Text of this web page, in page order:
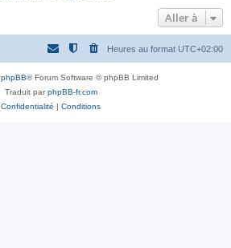
c
e
Aller à
Heures au format UTC+02:00
phpBB® Forum Software © phpBB Limited
Traduit parphpBB-fr.com
Confidentialité | Conditions